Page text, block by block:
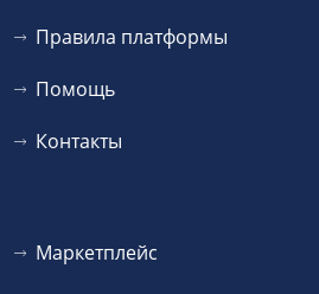
Правила платформы
Помощь
Контакты
Маркетплейс